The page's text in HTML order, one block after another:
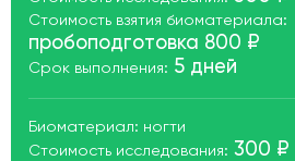
Стоимость взятия биоматериала:
пробоподготовка 800 ₽
Срок выполнения: 5 дней
Биоматериал: ногти
Стоимость исследования: 300 ₽